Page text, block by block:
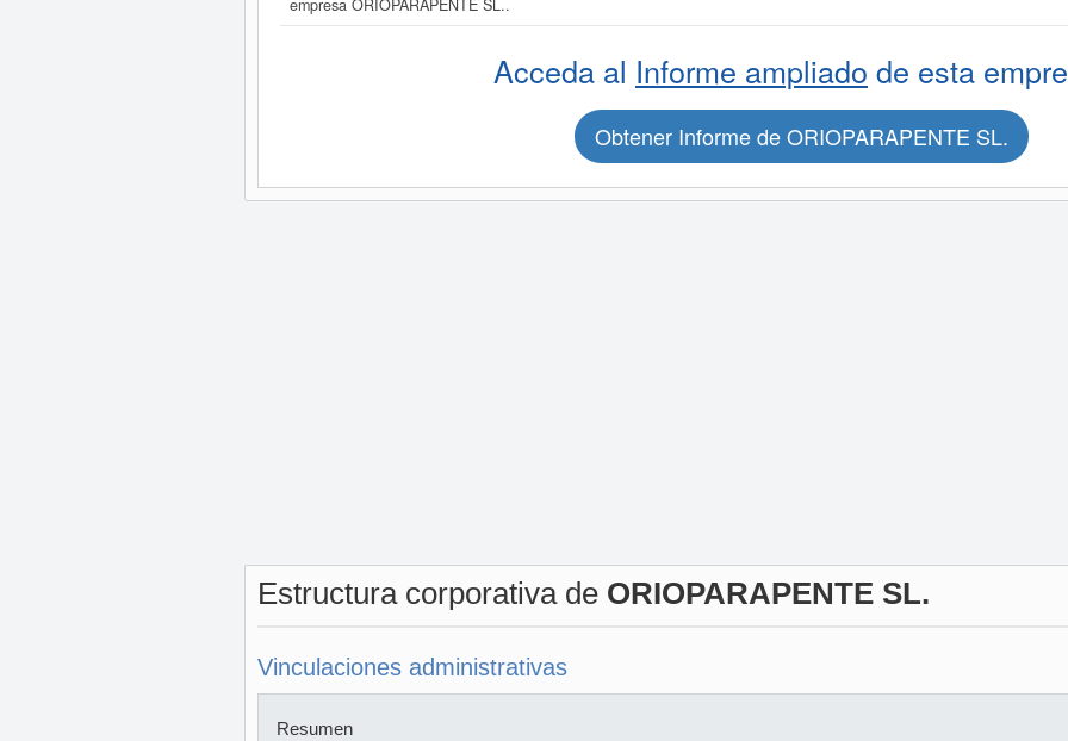
empresa ORIOPARAPENTE SL..
Acceda al Informe ampliado de esta
Obtener Informe de ORIOPARAPENTE SL.
Estructura corporativa de ORIOPARAPENTE SL.
Vinculaciones administrativas
Resumen